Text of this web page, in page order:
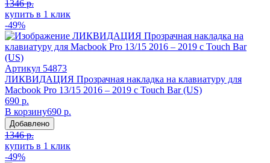
1346 р.
купить в 1 клик
-49%
Артикул 54873
ЛИКВИДАЦИЯ Прозрачная накладка на клавиатуру для
Macbook Pro 13/15 2016 – 2019 с Touch Bar (US)
690 р.
В корзину690 р.
Добавлено
1346 р.
купить в 1 клик
-49%